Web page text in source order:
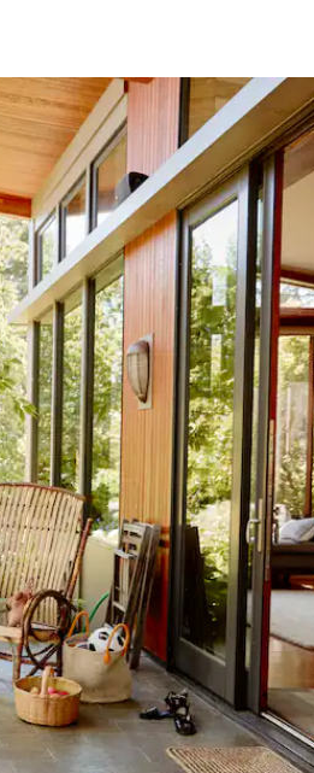
i prema dolje, kao i dodirom ili